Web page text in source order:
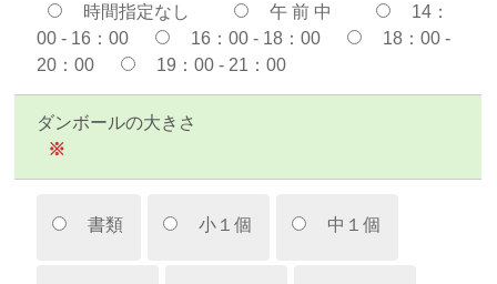
時間指定なし 午 前 中
14：
00 - 16：00
16：00 - 18：00
18：00 -
20：00
19：00 - 21：00
ダンボールの大きさ
※
書類 小１個 中１個